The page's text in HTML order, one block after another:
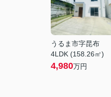
うるま市字昆布
4LDK (158.26㎡)
4,980万円